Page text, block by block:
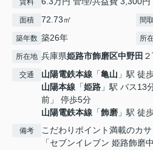
賃料
面積 72.73㎡ 間
築年数 築26年 所
所在地 兵庫県姫路市飾磨区中野田
交通 山陽電鉄本線 「亀山 」駅 徒
山陽本線 「姫路 」駅 バス13
前」 停歩5分
山陽電鉄本線 「飾磨 」駅 徒
備考
こだわりポイント満載のカ
「セブンイレブン 姫路飾磨